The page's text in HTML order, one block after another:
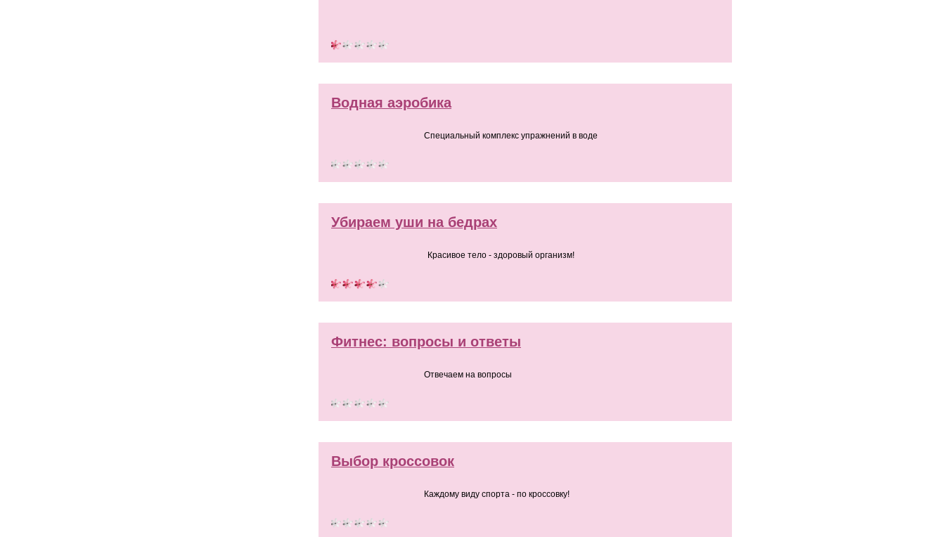
Водная аэробика
Специальный комплекс упражнений в воде
Убираем уши на бедрах
Красивое тело - здоровый организм!
Фитнес: вопросы и ответы
Отвечаем на вопросы
Выбор кроссовок
Каждому виду спорта - по кроссовку!